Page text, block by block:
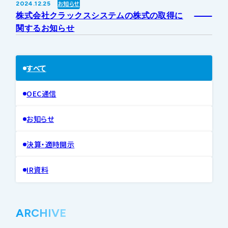
2024.12.25 お知らせ
株式会社クラックスシステムの株式の取得に
関するお知らせ
すべて
OEC通信
お知らせ
決算・適時開示
IR資料
ARCHIVE